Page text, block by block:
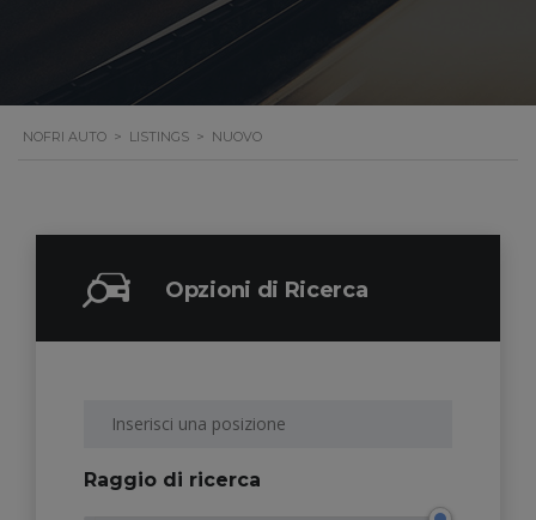
NOFRI AUTO > LISTINGS > NUOVO
Opzioni di Ricerca
Raggio di ricerca